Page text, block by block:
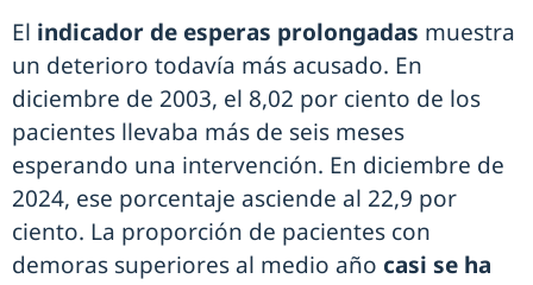
El indicador de esperas prolongadas muestra
un deterioro todavía más acusado. En
diciembre de 2003, el 8,02 por ciento de los
pacientes llevaba más de seis meses
esperando una intervención. En diciembre de
2024, ese porcentaje asciende al 22,9 por
ciento. La proporción de pacientes con
demoras superiores al medio año casi se ha